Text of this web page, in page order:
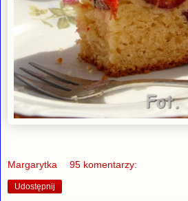
Margarytka 95 komentarzy:
Udostępnij